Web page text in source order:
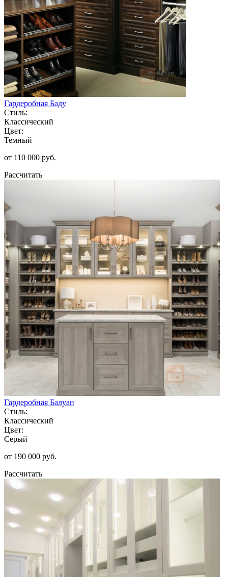
Гардеробная Баду
Стиль:
Классический
Цвет:
Темный
от 110 000 руб.
Рассчитать
Гардеробная Балуан
Стиль:
Классический
Цвет:
Серый
от 190 000 руб.
Рассчитать